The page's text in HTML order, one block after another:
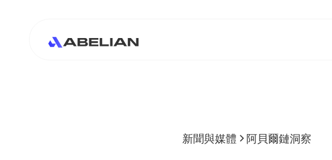
新聞與媒體 阿貝爾鏈洞察